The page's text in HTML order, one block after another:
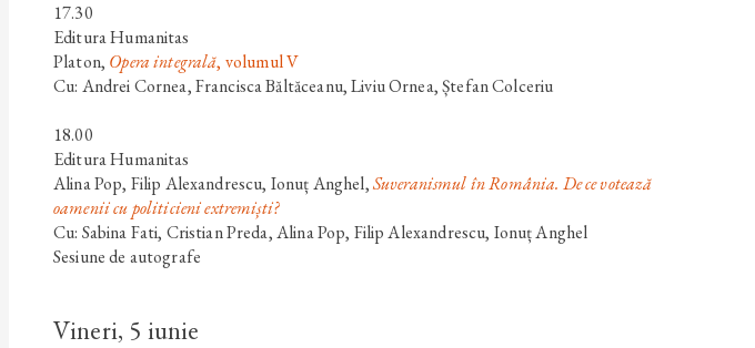
17.30
Editura Humanitas
Platon, Opera integrală, volumul V
Cu: Andrei Cornea, Francisca Băltăceanu, Liviu Ornea, Ștefan Colceriu
18.00
Editura Humanitas
Alina Pop, Filip Alexandrescu, Ionuț Anghel,Suveranismul în România. De ce votează
oamenii cu politicieni extremiști?
Cu: Sabina Fati, Cristian Preda, Alina Pop, Filip Alexandrescu, Ionuț Anghel
Sesiune de autografe
Vineri, 5 iunie